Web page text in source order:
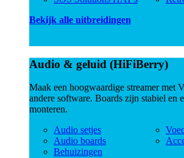
Bekijk alle uitbreidingen
Audio & geluid (HiFiBerry)
Maak een hoogwaardige streamer met
andere software. Boards zijn stabiel en
monteren.
Audio setjes
Audio boards
Behuizingen